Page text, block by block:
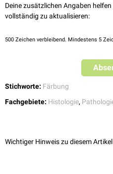
Deine zusätzlichen Angaben
vollständig zu aktualisieren:
500 Zeichen verbleibend. Mindestens 5
Stichworte: Färbung
Fachgebiete: Histologie,
Wichtiger Hinweis zu diesem Artikel